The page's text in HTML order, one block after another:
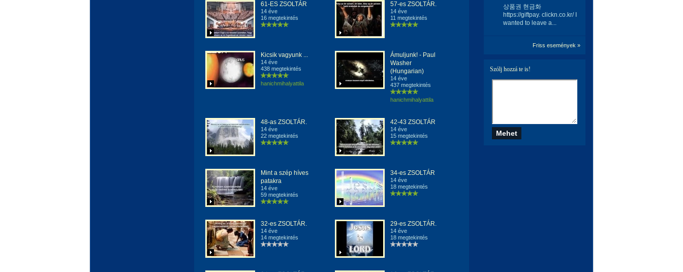
61-ES ZSOLTÁR
14 éve
16 megtekintés
57-es ZSOLTÁR.
14 éve
11 megtekintés
Kicsik vagyunk ...
14 éve
438 megtekintés
hanichmihalyattila
Ámuljunk! - Paul
Washer
(Hungarian)
14 éve
437 megtekintés
hanichmihalyattila
48-as ZSOLTÁR.
14 éve
22 megtekintés
42-43 ZSOLTÁR
14 éve
15 megtekintés
Mint a szép híves
patakra
14 éve
59 megtekintés
34-es ZSOLTÁR
14 éve
18 megtekintés
32-es ZSOLTÁR.
14 éve
14 megtekintés
29-es ZSOLTÁR.
14 éve
18 megtekintés
상품권 현금화
https://giftpay. clickn.co.kr/ I
wanted to leave a...
Friss események »
Szólj hozzá te is!